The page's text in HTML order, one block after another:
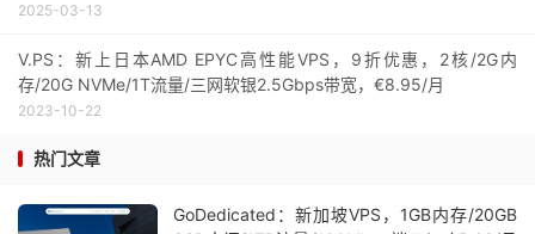
2025-03-13
V.PS：新上日本AMD EPYC高性能VPS，9折优惠，2核/2G内
存/20G NVMe/1T流量/三网软银2.5Gbps带宽，€8.95/月
2023-10-22
热门文章
GoDedicated：新加坡VPS，1GB内存/20GB